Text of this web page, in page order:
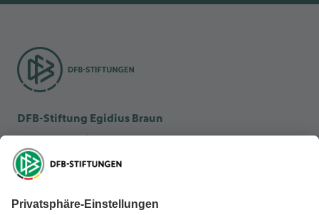
DFB-Stiftung Egidius Braun
DFB-Stiftung Sepp Herberger